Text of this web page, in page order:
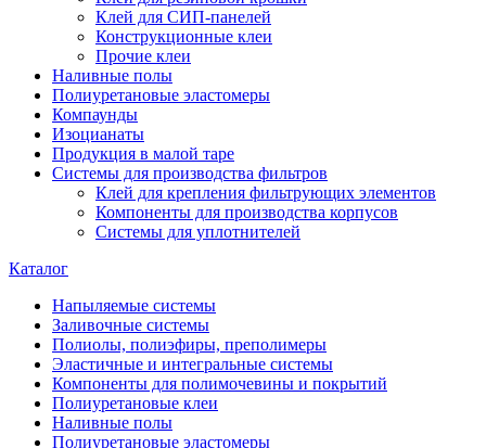
Клей для СИП-панелей
Конструкционные клеи
Прочие клеи
Наливные полы
Полиуретановые эластомеры
Компаунды
Изоцианаты
Продукция в малой таре
Системы для производства фильтров
Клей для крепления фильтрующих элементов
Компоненты для производства корпусов
Системы для уплотнителей
Каталог
Напыляемые системы
Заливочные системы
Полиолы, полиэфиры, преполимеры
Эластичные и интегральные системы
Компоненты для полимочевины и покрытий
Полиуретановые клеи
Наливные полы
Полиуретановые эластомеры